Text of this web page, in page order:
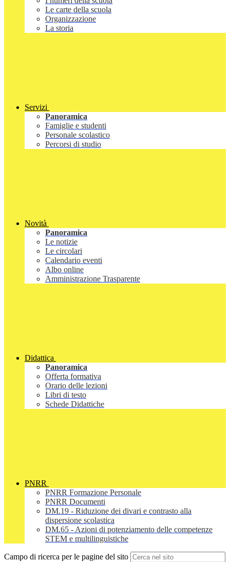
Le carte della scuola
Organizzazione
La storia
Servizi
Panoramica
Famiglie e studenti
Personale scolastico
Percorsi di studio
Novità
Panoramica
Le notizie
Le circolari
Calendario eventi
Albo online
Amministrazione Trasparente
Didattica
Panoramica
Offerta formativa
Orario delle lezioni
Libri di testo
Schede Didattiche
PNRR
PNRR Formazione Personale
PNRR Documenti
DM.19 - Riduzione dei divari e contrasto alla
dispersione scolastica
DM.65 - Azioni di potenziamento delle competenze
STEM e multilinguistiche
Campo di ricerca per le pagine del sito